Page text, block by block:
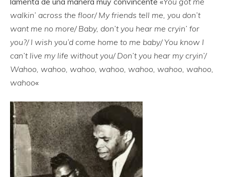
walkin’ across the floor/ My friends tell me, you don’t
want me no more/ Baby, don’t you hear me cryin’ for
you?/ I wish you’d come home to me baby/ You know I
can’t live my life without you/ Don’t you hear my cryin’/
Wahoo, wahoo, wahoo, wahoo, wahoo, wahoo, wahoo,
wahoo«